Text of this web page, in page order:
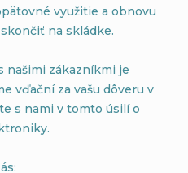
využitie a obnovu
na skládke.
našimi zákazníkmi je
vďační za vašu dôveru v
s nami v tomto úsilí o